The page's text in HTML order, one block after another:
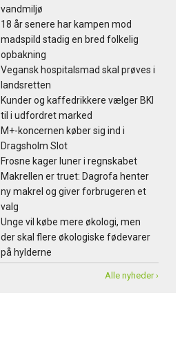
vandmiljø
18 år senere har kampen mod
madspild stadig en bred folkelig
opbakning
Vegansk hospitalsmad skal prøves i
landsretten
Kunder og kaffedrikkere vælger BKI
til i udfordret marked
M+-koncernen køber sig ind i
Dragsholm Slot
Frosne kager luner i regnskabet
Makrellen er truet: Dagrofa henter
ny makrel og giver forbrugeren et
valg
Unge vil købe mere økologi, men
der skal flere økologiske fødevarer
på hylderne
Alle nyheder ›